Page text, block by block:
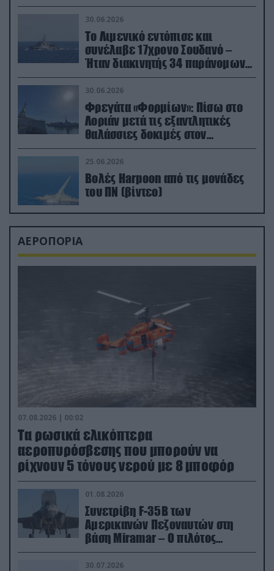
30.06.2026
Το Λιμενικό εντόπισε και
συνέλαβε 17χρονο Σουδανό –
Ήταν διακινητής 34 παράνομων
μεταναστών
30.06.2026
Φρεγάτα «Φορμίων»: Πίσω στο
Λοριάν μετά τις εξαντλητικές
θαλάσσιες δοκιμές στον
απαιτητικό Βισκαϊκό
25.06.2026
Βολές Harpoon από τις μονάδες
του ΠΝ (βίντεο)
ΑΕΡΟΠΟΡΙΑ
07.08.2026 | 00:02
Τα ρωσικά ελικόπτερα
αεροπυρόσβεσης που μπορούν να
ρίχνουν 5 τόνους νερού με 8 μποφόρ
01.08.2026
Συνετρίβη F-35B των
Αμερικανών Πεζοναυτών στη
βάση Miramar – Ο πιλότος
εκτινάχθηκε εγκαίρως
30.07.2026